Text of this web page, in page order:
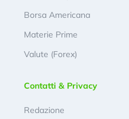
Borsa Americana
Materie Prime
Valute (Forex)
Contatti & Privacy
Redazione